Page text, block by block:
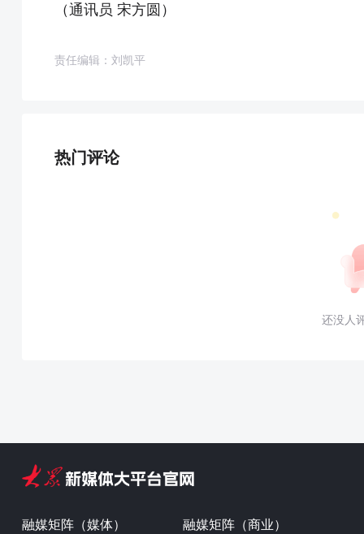
（通讯员 宋方圆）
责任编辑：刘凯平
热门评论
还没人
融媒矩阵（媒体） 融媒矩阵（商业）